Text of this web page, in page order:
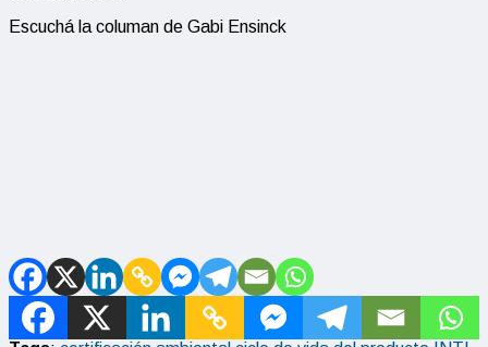
Escuchá la columan de Gabi Ensinck